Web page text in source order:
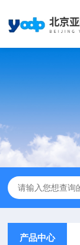
产品中心